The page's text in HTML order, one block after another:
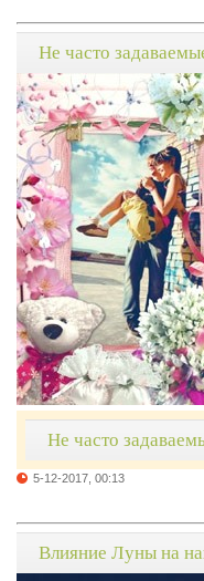
Не часто
Не часто
5-12-2017, 00:13
Влияние Луны на